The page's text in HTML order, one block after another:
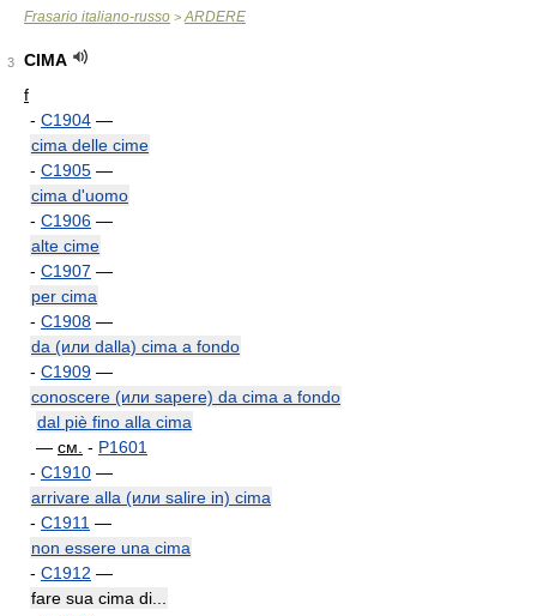
Frasario italiano-russo > ARDERE
3
CIMA
f
- C1904 —
cima delle cime
- C1905 —
cima d'uomo
- C1906 —
alte cime
- C1907 —
per cima
- C1908 —
da (или dalla) cima a fondo
- C1909 —
conoscere (или sapere) da cima a fondo
dal piè fino alla cima
— см. - P1601
- C1910 —
arrivare alla (или salire in) cima
- C1911 —
non essere una cima
- C1912 —
fare sua cima di...